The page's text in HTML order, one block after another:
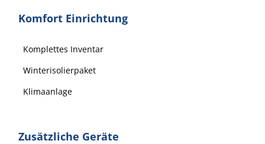
Komfort Einrichtung
Komplettes Inventar
Winterisolierpaket
Klimaanlage
Zusätzliche Geräte